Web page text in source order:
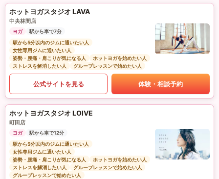
ホットヨガスタジオ LAVA
中央林間店
ヨガ
駅から車で7分
駅から5分以内のジムに通いたい人
女性専用ジムに通いたい人
姿勢・腰痛・肩こりが気になる人
ホットヨガを始めたい人
ストレスを解消したい人
グループレッスンで始めたい人
公式サイトを見る 体験・相談予約
ホットヨガスタジオ LOIVE
町田店
ヨガ
駅から車で12分
駅から5分以内のジムに通いたい人
女性専用ジムに通いたい人
姿勢・腰痛・肩こりが気になる人
ホットヨガを始めたい人
ストレスを解消したい人
グループレッスンで始めたい人
グループレッスンで始めたい人